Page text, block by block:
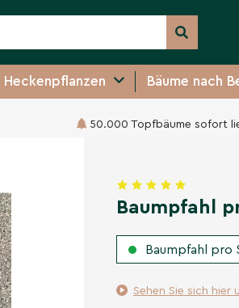
Heckenpflanzen Bäume nach
50.000 Topfbäume sofort
Baumpfahl
Baumpfahl pro
Sehen Sie sich hier